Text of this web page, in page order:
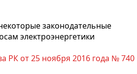
законодательные
электроэнергетики
РК от 25 ноября 2016 года № 740